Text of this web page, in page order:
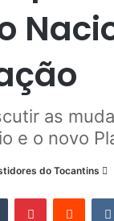
as
e o novo
do Tocantins
n